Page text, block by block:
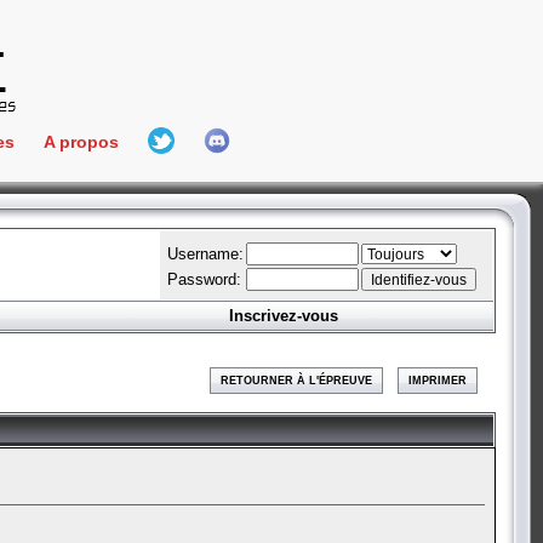
Connect
A propos
L'équipe
Hall Of Fame
Username:
Password:
Inscrivez-vous
RETOURNER À L'ÉPREUVE IMPRIMER